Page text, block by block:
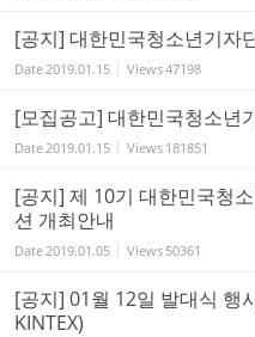
[공지] 대한민국청소년기자
Date2019.01.15 Views47198
[모집공고] 대한민국청소년
Date2019.01.15 Views 181851
[공지] 제 10기 대한민국청
션 개최안내
Date2019.01.05 Views 50361
[공지] 01월 12일 발대식
KINTEX)